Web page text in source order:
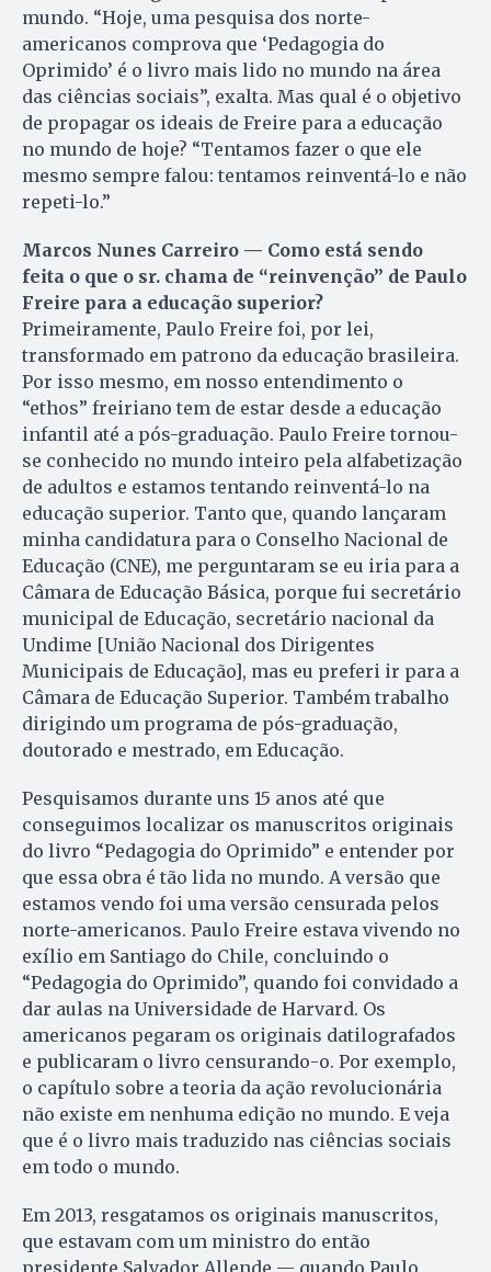
mundo. “Hoje, uma pesquisa dos norte-
americanos comprova que ‘Pedagogia do
Oprimido’ é o livro mais lido no mundo na área
das ciências sociais”, exalta. Mas qual é o objetivo
de propagar os ideais de Freire para a educação
no mundo de hoje? “Tentamos fazer o que ele
mesmo sempre falou: tentamos reinventá-lo e não
repeti-lo.”
Marcos Nunes Carreiro — Como está sendo
feita o que o sr. chama de “reinvenção” de Paulo
Freire para a educação superior?
Primeiramente, Paulo Freire foi, por lei,
transformado em patrono da educação brasileira.
Por isso mesmo, em nosso entendimento o
“ethos” freiriano tem de estar desde a educação
infantil até a pós-graduação. Paulo Freire tornou-
se conhecido no mundo inteiro pela alfabetização
de adultos e estamos tentando reinventá-lo na
educação superior. Tanto que, quando lançaram
minha candidatura para o Conselho Nacio­nal de
Educação (CNE), me perguntaram se eu iria para a
Câmara de Educação Básica, porque fui secretário
municipal de Educação, secretário nacional da
Undime [União Nacional dos Dirigentes
Municipais de Educação], mas eu preferi ir para a
Câmara de Educação Superior. Também trabalho
dirigindo um programa de pós-graduação,
doutorado e mestrado, em Educação.
Pesquisamos durante uns 15 anos até que
conseguimos localizar os manuscritos originais
do livro “Pedagogia do Oprimido” e entender por
que essa obra é tão lida no mundo. A versão que
estamos vendo foi uma versão censurada pelos
norte-americanos. Paulo Freire estava vivendo no
exílio em Santiago do Chile, concluindo o
“Pedagogia do Oprimido”, quando foi convidado a
dar aulas na Universidade de Har­vard. Os
americanos pegaram os originais datilografados
e publicaram o livro censurando-o. Por exemplo,
o capítulo sobre a teoria da ação revolucionária
não existe em nenhuma edição no mundo. E veja
que é o livro mais traduzido nas ciências sociais
em todo o mundo.
Em 2013, resgatamos os originais manuscritos,
que estavam com um ministro do então